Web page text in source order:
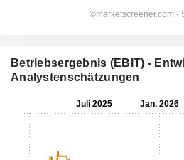
Betriebsergebnis (EBIT) -
Analystenschätzungen